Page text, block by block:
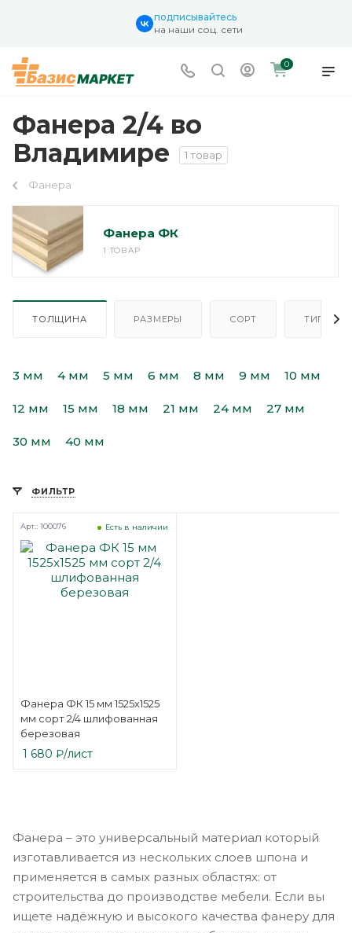
подписывайтесь
на наши соц. сети
0
Фанера 2/4 во
Владимире
1 товар
Фанера
Фанера ФК
1 ТОВАР
ТОЛЩИНА РАЗМЕРЫ СОРТ ТИП
3 мм 4 мм 5 мм 6 мм 8 мм 9 мм 10 мм
12 мм 15 мм 18 мм 21 мм 24 мм 27 мм
30 мм 40 мм
ФИЛЬТР
Фанера ФК 15 мм 1525х1525
мм сорт 2/4 шлифованная
березовая
Есть в наличии
Арт.: 100076
1 680 ₽/лист
Фанера – это универсальный материал который
изготавливается из нескольких слоев шпона и
применяется в самых разных областях: от
строительства до производстве мебели. Если вы
ищете надёжную и высокого качества фанеру для